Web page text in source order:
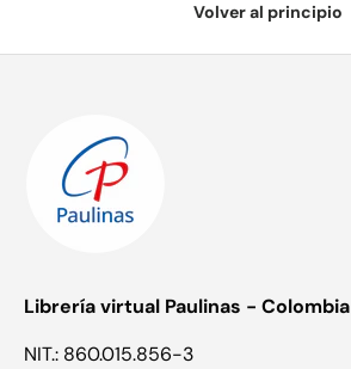
Volver al principio
Librería virtual Paulinas - Colombia
NIT.: 860.015.856-3